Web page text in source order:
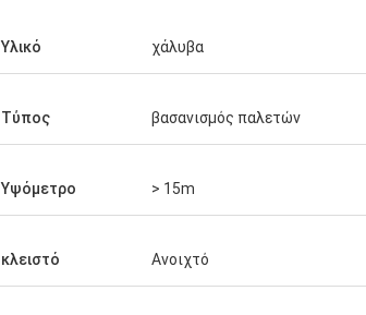
Υλικό χάλυβα
Τύπος βασανισμός παλετών
Υψόμετρο > 15m
κλειστό Ανοιχτό